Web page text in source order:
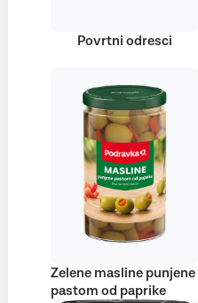
Povrtni odresci
Zelene masline punjene
pastom od paprike